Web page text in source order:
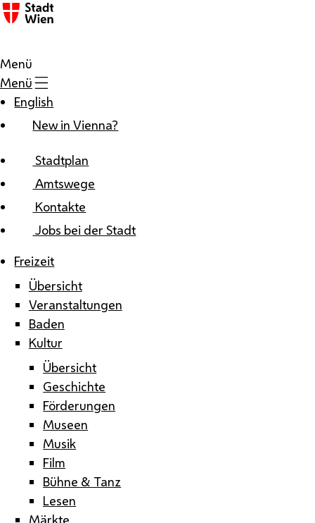
Zum Inhalt
Menü
Menü
English
New in Vienna?
Stadtplan
Amtswege
Kontakte
Jobs bei der Stadt
Freizeit
Übersicht
Veranstaltungen
Baden
Kultur
Übersicht
Geschichte
Förderungen
Museen
Musik
Film
Bühne & Tanz
Lesen
Märkte